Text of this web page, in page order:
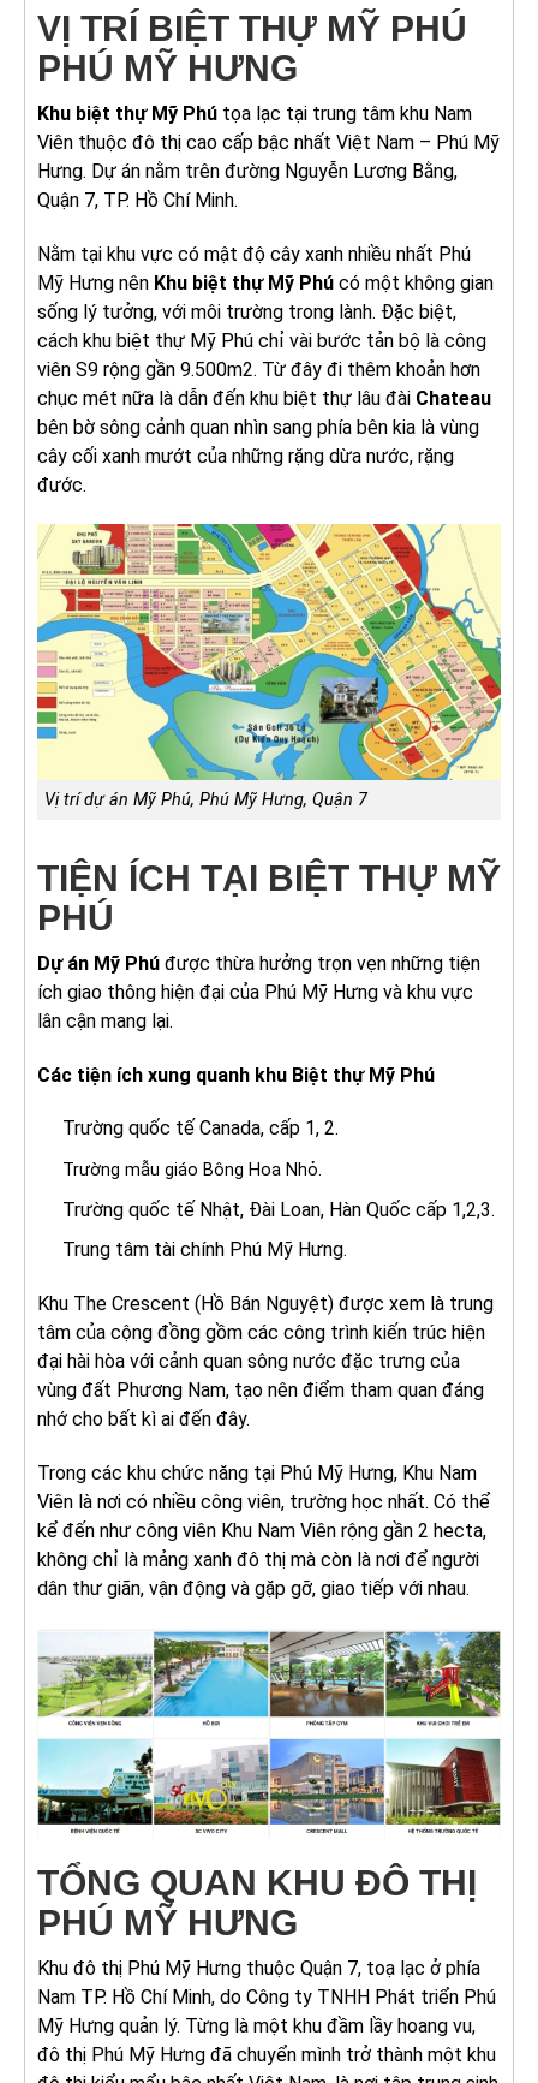
VỊ TRÍ BIỆT THỰ MỸ PHÚ
PHÚ MỸ HƯNG
Khu biệt thự Mỹ Phú tọa lạc tại trung tâm khu Nam
Viên thuộc đô thị cao cấp bậc nhất Việt Nam – Phú Mỹ
Hưng. Dự án nằm trên đường Nguyễn Lương Bằng,
Quận 7, TP. Hồ Chí Minh.
Nằm tại khu vực có mật độ cây xanh nhiều nhất Phú
Mỹ Hưng nên Khu biệt thự Mỹ Phú có một không gian
sống lý tưởng, với môi trường trong lành. Đặc biệt,
cách khu biệt thự Mỹ Phú chỉ vài bước tản bộ là công
viên S9 rộng gần 9.500m2. Từ đây đi thêm khoản hơn
chục mét nữa là dẫn đến khu biệt thự lâu đài Chateau
bên bờ sông cảnh quan nhìn sang phía bên kia là vùng
cây cối xanh mướt của những rặng dừa nước, rặng
đước.
Vị trí dự án Mỹ Phú, Phú Mỹ Hưng, Quận 7
TIỆN ÍCH TẠI BIỆT THỰ MỸ
PHÚ
Dự án Mỹ Phú được thừa hưởng trọn vẹn những tiện
ích giao thông hiện đại của Phú Mỹ Hưng và khu vực
lân cận mang lại.
Các tiện ích xung quanh khu Biệt thự Mỹ Phú
Trường quốc tế Canada, cấp 1, 2.
Trường mẫu giáo Bông Hoa Nhỏ.
Trường quốc tế Nhật, Đài Loan, Hàn Quốc cấp 1,2,3.
Trung tâm tài chính Phú Mỹ Hưng.
Khu The Crescent (Hồ Bán Nguyệt) được xem là trung
tâm của cộng đồng gồm các công trình kiến trúc hiện
đại hài hòa với cảnh quan sông nước đặc trưng của
vùng đất Phương Nam, tạo nên điểm tham quan đáng
nhớ cho bất kì ai đến đây.
Trong các khu chức năng tại Phú Mỹ Hưng, Khu Nam
Viên là nơi có nhiều công viên, trường học nhất. Có thể
kể đến như công viên Khu Nam Viên rộng gần 2 hecta,
không chỉ là mảng xanh đô thị mà còn là nơi để người
dân thư giãn, vận động và gặp gỡ, giao tiếp với nhau.
TỔNG QUAN KHU ĐÔ THỊ
PHÚ MỸ HƯNG
Khu đô thị Phú Mỹ Hưng thuộc Quận 7, toạ lạc ở phía
Nam TP. Hồ Chí Minh, do Công ty TNHH Phát triển Phú
Mỹ Hưng quản lý. Từng là một khu đầm lầy hoang vu,
đô thị Phú Mỹ Hưng đã chuyển mình trở thành một khu